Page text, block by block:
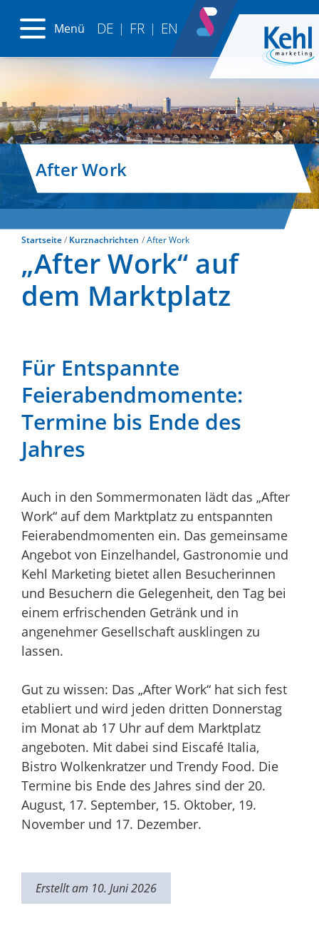
Menü DE | FR | EN
After Work
Startseite Kurznachrichten After Work
„After Work“ auf
dem Marktplatz
Für Entspannte
Feierabendmomente:
Termine bis Ende des
Jahres
Auch in den Sommermonaten lädt das „After
Work“ auf dem Marktplatz zu entspannten
Feierabendmomenten ein. Das gemeinsame
Angebot von Einzelhandel, Gastronomie und
Kehl Marketing bietet allen Besucherinnen
und Besuchern die Gelegenheit, den Tag bei
einem erfrischenden Getränk und in
angenehmer Gesellschaft ausklingen zu
lassen.
Gut zu wissen: Das „After Work“ hat sich fest
etabliert und wird jeden dritten Donnerstag
im Monat ab 17 Uhr auf dem Marktplatz
angeboten. Mit dabei sind Eiscafé Italia,
Bistro Wolkenkratzer und Trendy Food. Die
Termine bis Ende des Jahres sind der 20.
August, 17. September, 15. Oktober, 19.
November und 17. Dezember.
Erstellt am 10. Juni 2026